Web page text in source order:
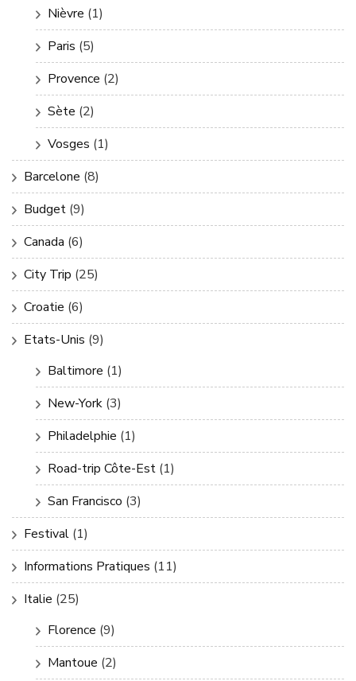
Nièvre (1)
Paris (5)
Provence (2)
Sète (2)
Vosges (1)
Barcelone (8)
Budget (9)
Canada (6)
City Trip (25)
Croatie (6)
Etats-Unis (9)
Baltimore (1)
New-York (3)
Philadelphie (1)
Road-trip Côte-Est (1)
San Francisco (3)
Festival (1)
Informations Pratiques (11)
Italie (25)
Florence (9)
Mantoue (2)